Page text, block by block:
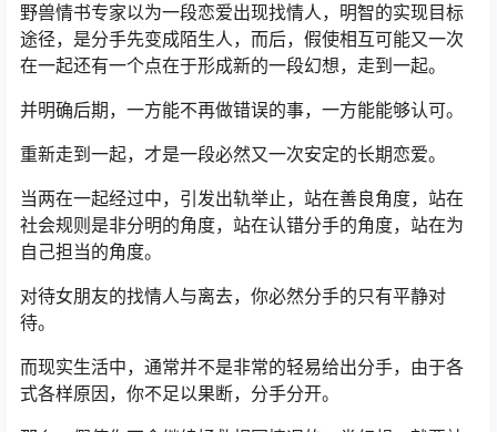
野兽情书专家以为一段恋爱出现找情人，明智的实现目标
途径，是分手先变成陌生人，而后，假使相互可能又一次
在一起还有一个点在于形成新的一段幻想，走到一起。
并明确后期，一方能不再做错误的事，一方能能够认可。
重新走到一起，才是一段必然又一次安定的长期恋爱。
当两在一起经过中，引发出轨举止，站在善良角度，站在
社会规则是非分明的角度，站在认错分手的角度，站在为
自己担当的角度。
对待女朋友的找情人与离去，你必然分手的只有平静对
待。
而现实生活中，通常并不是非常的轻易给出分手，由于各
式各样原因，你不足以果断，分手分开。